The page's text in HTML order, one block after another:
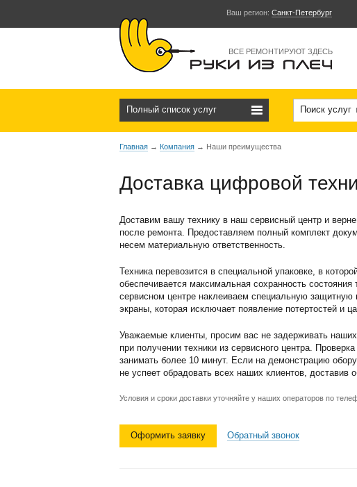
Ваш регион: Санкт-Петербург
ВСЕ РЕМОНТИРУЮТ ЗДЕСЬ
Полный список услуг Поиск услуг
Главная → Компания → Наши преимущества
Доставка цифровой
Доставим вашу технику в наш сервисный центр и
после ремонта. Предоставляем полный комплект
несем материальную ответственность.
Техника перевозится в специальной упаковке, в
обеспечивается максимальная сохранность состояния
сервисном центре наклеиваем специальную защитную
экраны, которая исключает появление потертостей и
Уважаемые клиенты, просим вас не задерживать
при получении техники из сервисного центра.
занимать более 10 минут. Если на демонстрацию
не успеет обрадовать всех наших клиентов, доставив
Условия и сроки доставки уточняйте у наших операторов по
Оформить заявку Обратный звонок